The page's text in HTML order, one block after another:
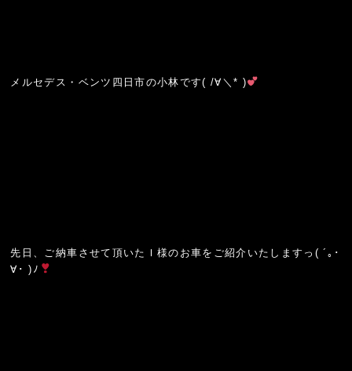
メルセデス・ベンツ四日市の小林です( /∀＼* )
先日、ご納車させて頂いたＩ様のお車をご紹介いたしますっ( ´｡･
∀･ )ﾉ